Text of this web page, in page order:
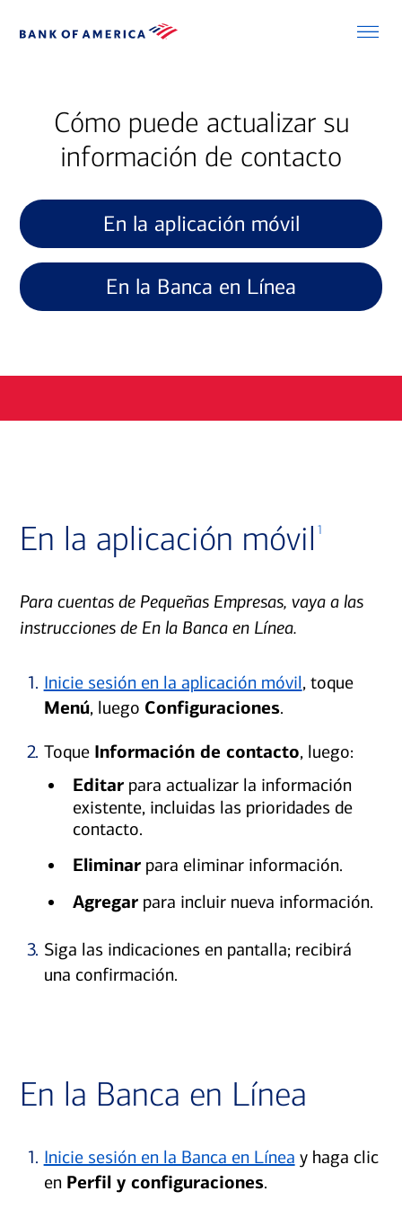
Cómo puede actualizar su
información de contacto
En la aplicación móvil
En la Banca en Línea
En la aplicación móvil 1
Para cuentas de Pequeñas Empresas, vaya a las
instrucciones de En la Banca en Línea.
1. Inicie sesión en la aplicación móvil, toque
Menú, luego Configuraciones.
2. Toque Información de contacto, luego:
Editarpara actualizar la información
existente, incluidas las prioridades de
contacto.
Eliminarpara eliminar información.
Agregarpara incluir nueva información.
3. Siga las indicaciones en pantalla; recibirá
una confirmación.
En la Banca en Línea
1. Inicie sesión en la Banca en Línea y haga clic
en Perfil y configuraciones.